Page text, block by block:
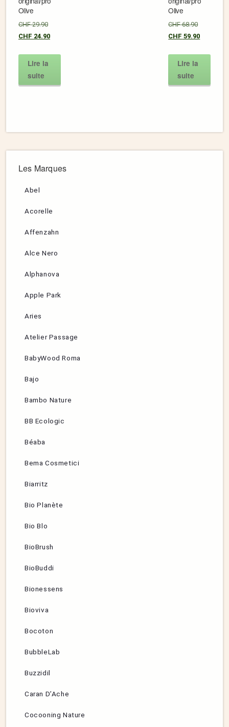
Olive
CHF29.90
CHF 24.90
Lire la
suite
Olive
CHF68.90
CHF 59.90
Lire la
suite
Les Marques
Abel
Acorelle
Affenzahn
Alce Nero
Alphanova
Apple Park
Aries
Atelier Passage
BabyWood Roma
Bajo
Bambo Nature
BB Ecologic
Béaba
Bema Cosmetici
Biarritz
Bio Planète
Bio Blo
BioBrush
BioBuddi
Bionessens
Bioviva
Bocoton
BubbleLab
Buzzidil
Caran D’Ache
Cocooning Nature